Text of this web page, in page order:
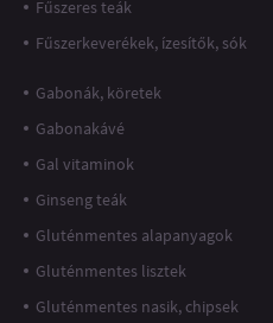
Fűszeres teák
Fűszerkeverékek, ízesítők, sók
Gabonák, köretek
Gabonakávé
Gal vitaminok
Ginseng teák
Gluténmentes alapanyagok
Gluténmentes lisztek
Gluténmentes nasik, chipsek